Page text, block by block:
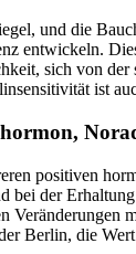
und die
entwickeln.
sich von
ist
positiven
bei der
Veränderungen
Berlin, die